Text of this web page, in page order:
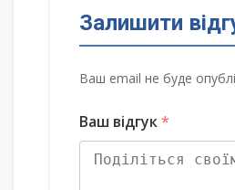
Залишити
Ваш email не буде
Ваш відгук*